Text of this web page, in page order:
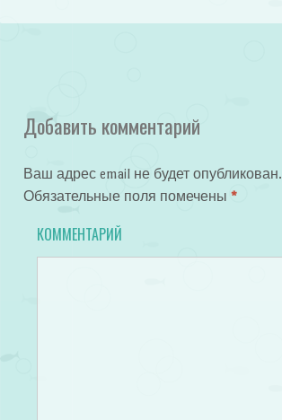
Добавить комментарий
Ваш адрес email не будет опубликован.
Обязательные поля помечены *
КОММЕНТАРИЙ